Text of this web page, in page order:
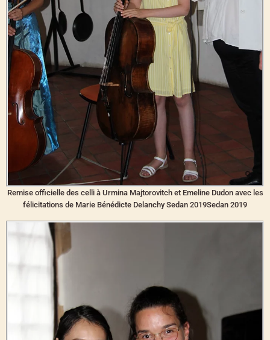
Remise officielle des celli à Urmina Majtorovitch et Emeline Dudon avec les
félicitations de Marie Bénédicte Delanchy Sedan 2019Sedan 2019